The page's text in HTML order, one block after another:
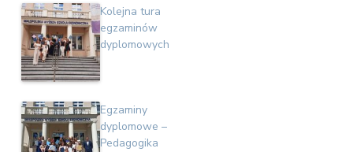
Kolejna tura
egzaminów
dyplomowych
Egzaminy
dyplomowe –
Pedagogika